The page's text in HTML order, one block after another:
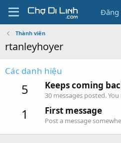
Đăng
Thành viên
rtanleyhoyer
Các danh hiệu
5 Keeps coming
30 messages posted.
1 First message
Post a message